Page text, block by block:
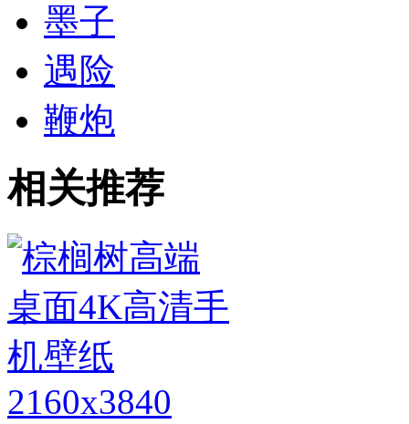
墨子
遇险
鞭炮
相关推荐
2160x3840